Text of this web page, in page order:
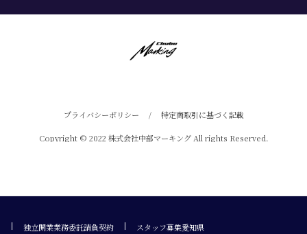
プライバシーポリシー / 特定商取引に基づく記載
Copyright © 2022 株式会社中部マーキング All rights Reserved.
独立開業業務委託請負契約 スタッフ募集愛知県